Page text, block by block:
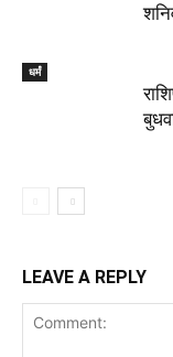
धर्मं
LEAVE A REPLY